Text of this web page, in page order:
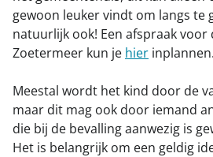
gewoon leuker vindt om langs te
natuurlijk ook! Een afspraak voor
Zoetermeer kun je hier inplannen.
Meestal wordt het kind door de
maar dit mag ook door iemand
die bij de bevalling aanwezig is
Het is belangrijk om een geldig